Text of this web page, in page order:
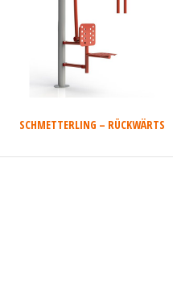
SCHMETTERLING – RÜCKWÄRTS